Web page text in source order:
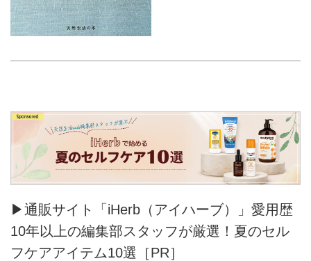
▶通販サイト「iHerb（アイハーブ）」愛用歴
10年以上の編集部スタッフが厳選！夏のセル
フケアアイテム10選［PR］